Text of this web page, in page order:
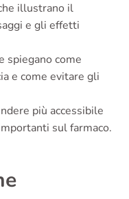
illustrano il
e gli effetti
spiegano come
e come evitare gli
più accessibile
sul farmaco.